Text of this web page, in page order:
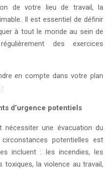
de votre lieu de travail, la
Il est essentiel de définir
à tout le monde au sein de
des exercices
en compte dans votre plan
d’urgence potentiels
nécessiter une évacuation du
potentielles est
incluent : les incendies, les
la violence au travail,